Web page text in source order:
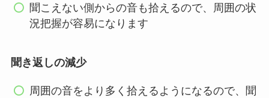
聞こえない側からの音も拾えるので、周囲の状
況把握が容易になります
聞き返しの減少
周囲の音をより多く拾えるようになるので、聞